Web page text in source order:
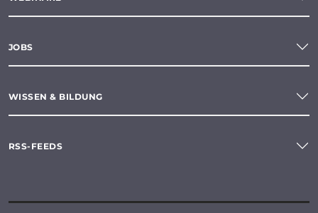
JOBS
WISSEN & BILDUNG
RSS-FEEDS